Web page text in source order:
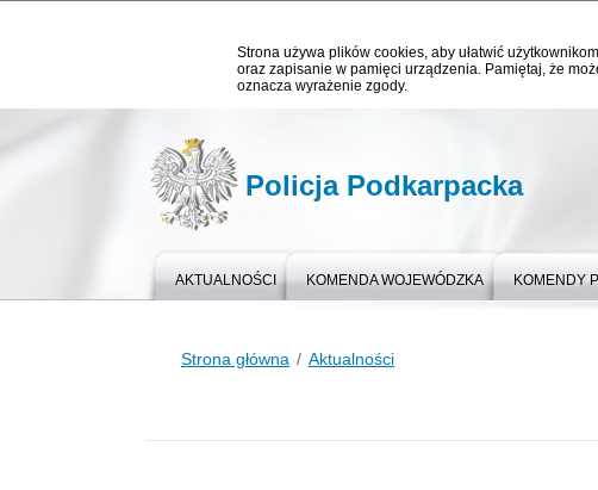
Strona używa plików cookies, aby ułatwić
oraz zapisanie w pamięci urządzenia. Pamiętaj, że
oznacza wyrażenie zgody.
Policja Podkarpacka
AKTUALNOŚCI KOMENDA WOJEWÓDZKA KOMENDY
Strona główna Aktualności